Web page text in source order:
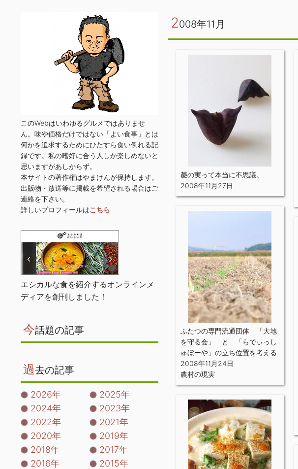
2008年11月
菱の実って本当に不思議。
2008年11月27日
ふたつの専門流通団体 「大地
を守る会」 と 「らでぃっし
ゅぼーや」の立ち位置を考える
2008年11月24日
農村の現実
このWebはいわゆるグルメではありませ
ん。味や価格だけではない「よい食事」とは
何かを追求するためにひたすら食い倒れる記
録です。私の嗜好に合う人しか楽しめないと
思いますがあしからず。
本サイトの著作権はやまけんが保持します。
出版物・放送等に掲載を希望される場合はご
連絡を下さい。
詳しいプロフィールはこちら
エシカルな食を紹介するオンラインメ
ディアを創刊しました！
今話題の記事
過去の記事
2026年
2025年
2024年
2023年
2022年
2021年
2020年
2019年
2018年
2017年
2016年
2015年